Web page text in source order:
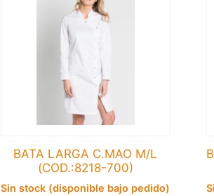
BATA LARGA C.MAO M/L
(COD.:8218-700)
Sin stock (disponible bajo pedido)